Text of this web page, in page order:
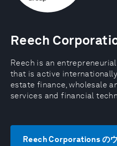
Reech
Reech is an
that is active
estate finance, wholesale
services and financial
Reech Corporations の